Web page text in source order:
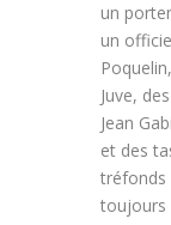
un
un
Juve,
Jean
et des
tréfonds
toujours